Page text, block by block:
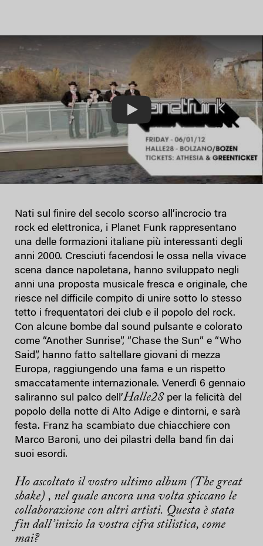
Nati sul finire del secolo scorso all’incrocio tra
rock ed elettronica, i Planet Funk rappresentano
una delle formazioni italiane più interessanti degli
anni 2000. Cresciuti facendosi le ossa nella vivace
scena dance napoletana, hanno sviluppato negli
anni una proposta musicale fresca e originale, che
riesce nel difficile compito di unire sotto lo stesso
tetto i frequentatori dei club e il popolo del rock.
Con alcune bombe dal sound pulsante e colorato
come “Another Sunrise”, “Chase the Sun” e “Who
Said”, hanno fatto saltellare giovani di mezza
Europa, raggiungendo una fama e un rispetto
smaccatamente internazionale. Venerdì 6 gennaio
saliranno sul palco dell’Halle28per la felicità del
popolo della notte di Alto Adige e dintorni, e sarà
festa. Franz ha scambiato due chiacchiere con
Marco Baroni, uno dei pilastri della band fin dai
suoi esordi.
Ho ascoltato il vostro ultimo album (The great
shake) , nel quale ancora una volta spiccano le
collaborazione con altri artisti. Questa è stata
fin dall’inizio la vostra cifra stilistica, come
mai?